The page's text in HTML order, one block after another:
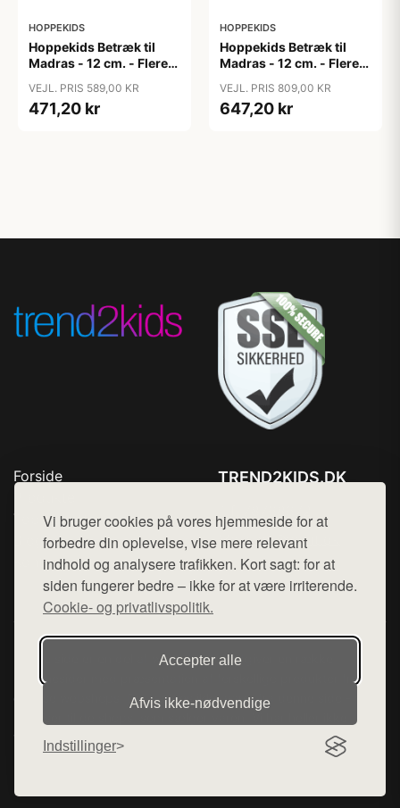
Vi bruger cookies på vores hjemmeside for at
forbedre din oplevelse, vise mere relevant
indhold og analysere trafikken. Kort sagt: for at
siden fungerer bedre – ikke for at være irriterende.
Cookie- og privatlivspolitik.
Accepter alle
Afvis ikke‑nødvendige
Indstillinger
HOPPEKIDS
Hoppekids Betræk til
Madras - 12 cm. - Flere
VEJL. PRIS 589,00 KR
471,20 kr
HOPPEKIDS
Hoppekids Betræk til
Madras - 12 cm. - Flere
VEJL. PRIS 809,00 KR
647,20 kr
Forside
Top Rabatter
Blog
Kontakt
TREND2KIDS.DK
Mail: hej@want.dk
Cookie- og privatlivspolitik
Denne side er en del af want.dk, der udgiver en række
hjemmesider med præsentation af forskellige produkter fra
diverse webshops. Der sælges ikke varer fra denne side - vi
henviser til de shops, som sælger varen. Vi har heller ikke
varerne på lager.